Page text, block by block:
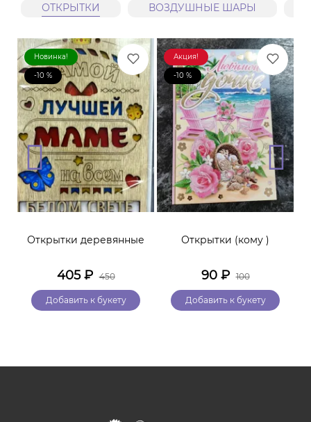
ОТКРЫТКИ ВОЗДУШНЫЕ ШАРЫ
Новинка!
-10 %
Открытки деревянные
405₽ 450
Добавить к букету
Акция!
-10 %
Открытки (кому )
90₽ 100
Добавить к букету